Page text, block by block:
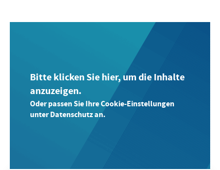
Bitte klicken Sie hier, um die Inhalte
anzuzeigen.
Oder passen Sie Ihre Cookie-Einstellungen
unter Datenschutz an.